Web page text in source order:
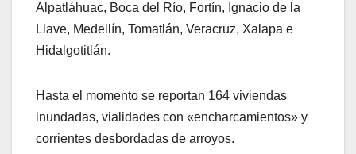
Alpatláhuac, Boca del Río, Fortín, Ignacio de la
Llave, Medellín, Tomatlán, Veracruz, Xalapa e
Hidalgotitlán.
Hasta el momento se reportan 164 viviendas
inundadas, vialidades con «encharcamientos» y
corrientes desbordadas de arroyos.